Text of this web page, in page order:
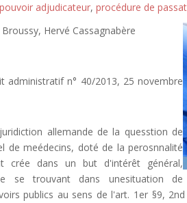
pouvoir adjudicateur, procédure de
Hervé Cassagnabère
administratif n° 40/2013, 25 novembre
allemande de la quesstion de
de meédecins, doté de la perosnnalité
crée dans un but d'intérêt général,
se trouvant dans unesituation de
publics au sens de l'art. 1er §9,